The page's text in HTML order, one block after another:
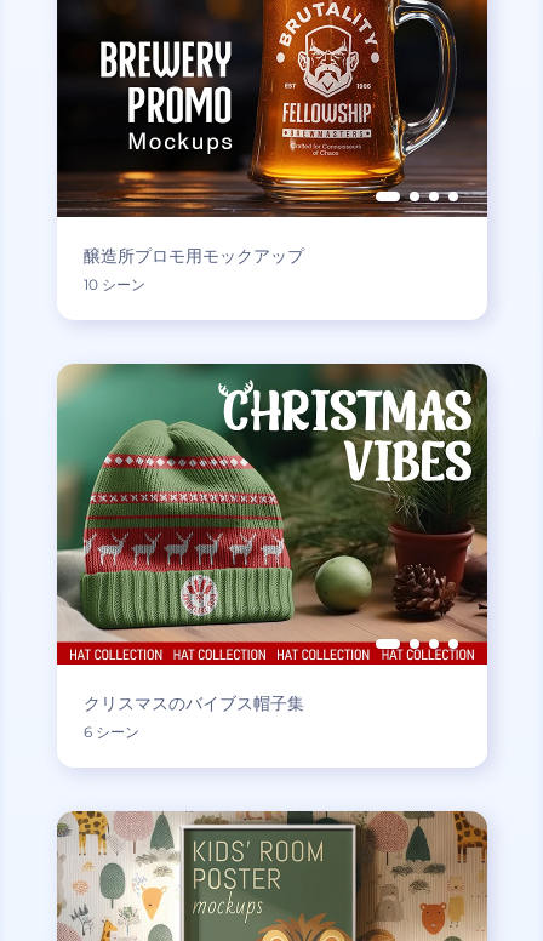
醸造所プロモ用モックアップ
10 シーン
クリスマスのバイブス帽子集
6 シーン